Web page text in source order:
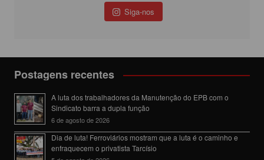
Siga-nos
Postagens recentes
A luta dos trabalhadores da Manutenção do EPB com o
Sindicato barra a dupla função
6 de agosto de 2026
Dia de luta! Ferroviários mostram que a luta é o caminho e
enfraquecem o privatista Tarcísio